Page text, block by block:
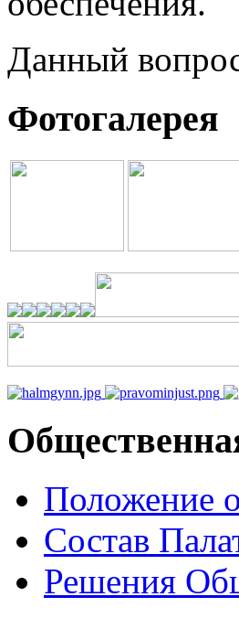
Данный
Фотогалерея
Положение
Состав
Решения